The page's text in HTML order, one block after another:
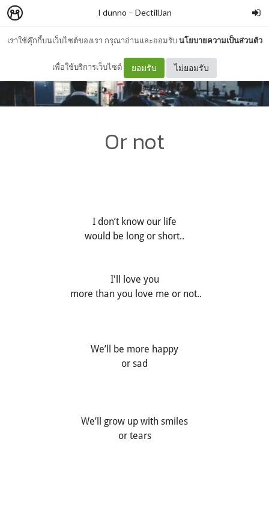
เราใช้คุ๊กกี้บนเว็บไซต์ของเรา กรุณาอ่านและยอมรับนโยบายความเป็นส่วนตัว
เพื่อใช้บริการเว็บไซต์ ยอมรับ ไม่ยอมรับ
I dunno – DectillJan
Or not
I don’t know our life
would be long or short..
I'll love you
more than you love me or not..
We’ll be more happy
or sad
We’ll grow up with smiles
or tears